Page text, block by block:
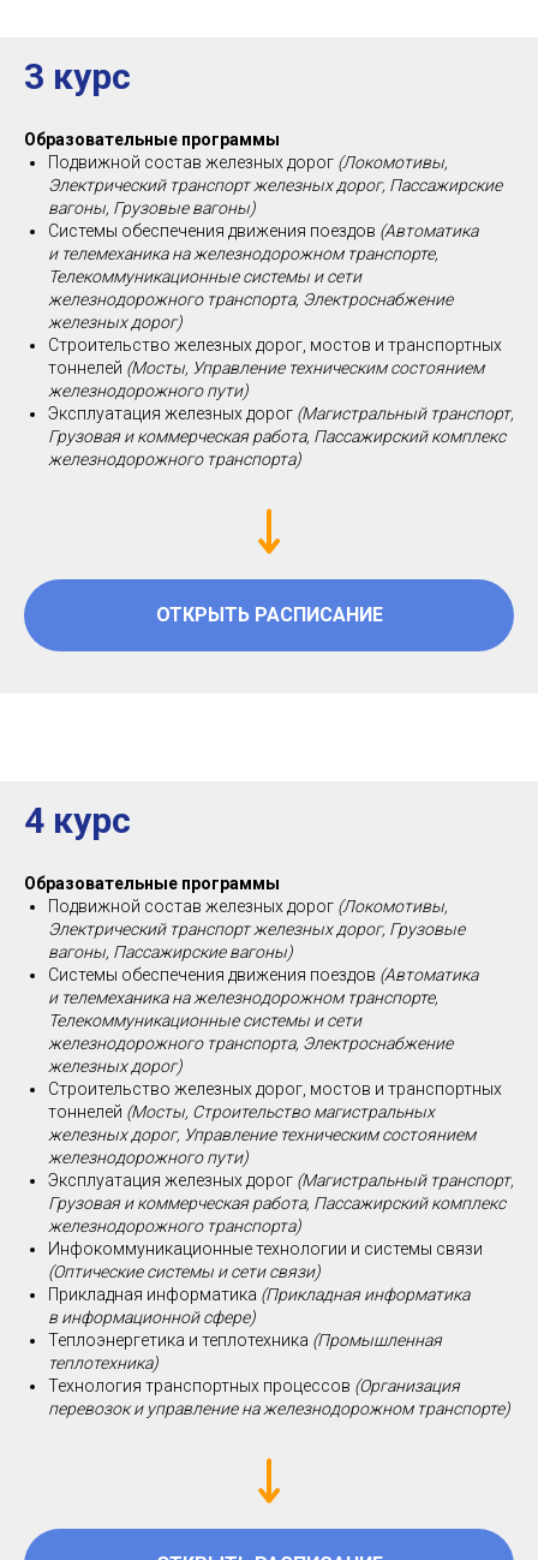
3 курс
Образовательные программы
Подвижной состав железных дорог (Локомотивы,
Электрический транспорт железных дорог, Пассажирские
вагоны, Грузовые вагоны)
Системы обеспечения движения поездов (Автоматика
и телемеханика на железнодорожном транспорте,
Телекоммуникационные системы и сети
железнодорожного транспорта, Электроснабжение
железных дорог)
Строительство железных дорог, мостов и транспортных
тоннелей (Мосты, Управление техническим состоянием
железнодорожного пути)
Эксплуатация железных дорог (Магистральный транспорт,
Грузовая и коммерческая работа, Пассажирский комплекс
железнодорожного транспорта)
ОТКРЫТЬ РАСПИСАНИЕ
4 курс
Образовательные программы
Подвижной состав железных дорог (Локомотивы,
Электрический транспорт железных дорог, Грузовые
вагоны, Пассажирские вагоны)
Системы обеспечения движения поездов (Автоматика
и телемеханика на железнодорожном транспорте,
Телекоммуникационные системы и сети
железнодорожного транспорта, Электроснабжение
железных дорог)
Строительство железных дорог, мостов и транспортных
тоннелей (Мосты, Строительство магистральных
железных дорог, Управление техническим состоянием
железнодорожного пути)
Эксплуатация железных дорог (Магистральный транспорт,
Грузовая и коммерческая работа, Пассажирский комплекс
железнодорожного транспорта)
Инфокоммуникационные технологии и системы связи
(Оптические системы и сети связи)
Прикладная информатика (Прикладная информатика
в информационной сфере)
Теплоэнергетика и теплотехника (Промышленная
теплотехника)
Технология транспортных процессов (Организация
перевозок и управление на железнодорожном транспорте)